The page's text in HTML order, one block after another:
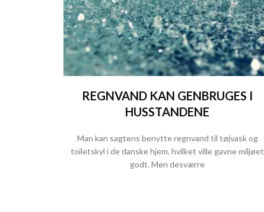
REGNVAND KAN GENBRUGES I
HUSSTANDENE
Man kan sagtens benytte regnvand til tøjvask og
toiletskyl i de danske hjem, hvilket ville gavne miljøet
godt. Men desværre